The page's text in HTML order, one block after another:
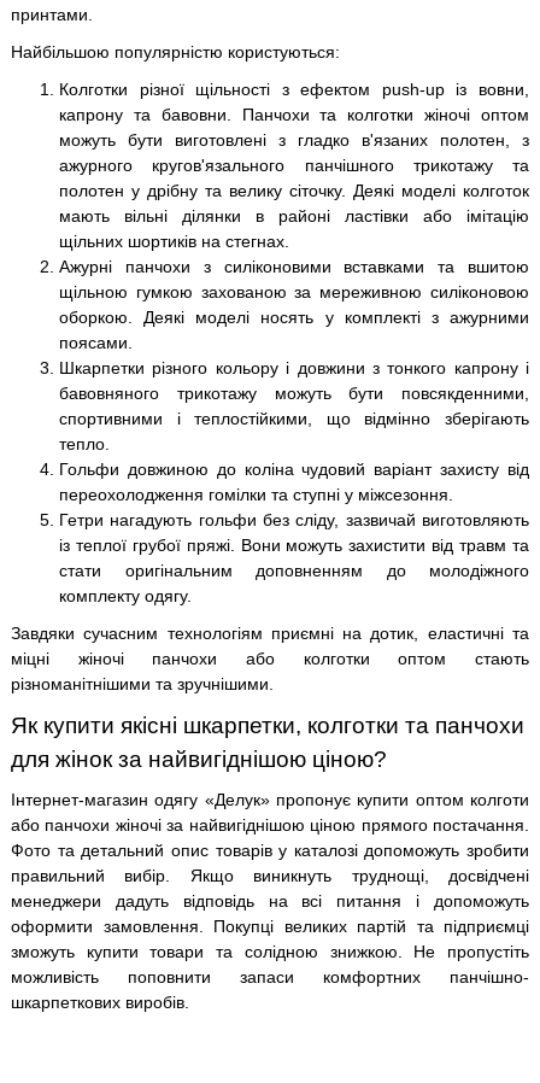
принтами.
Найбільшою популярністю користуються:
Колготки різної щільності з ефектом push-up із вовни,
капрону та бавовни. Панчохи та колготки жіночі оптом
можуть бути виготовлені з гладко в'язаних полотен, з
ажурного кругов'язального панчішного трикотажу та
полотен у дрібну та велику сіточку. Деякі моделі колготок
мають вільні ділянки в районі ластівки або імітацію
щільних шортиків на стегнах.
Ажурні панчохи з силіконовими вставками та вшитою
щільною гумкою захованою за мереживною силіконовою
оборкою. Деякі моделі носять у комплекті з ажурними
поясами.
Шкарпетки різного кольору і довжини з тонкого капрону і
бавовняного трикотажу можуть бути повсякденними,
спортивними і теплостійкими, що відмінно зберігають
тепло.
Гольфи довжиною до коліна чудовий варіант захисту від
переохолодження гомілки та ступні у міжсезоння.
Гетри нагадують гольфи без сліду, зазвичай виготовляють
із теплої грубої пряжі. Вони можуть захистити від травм та
стати оригінальним доповненням до молодіжного
комплекту одягу.
Завдяки сучасним технологіям приємні на дотик, еластичні та
міцні жіночі панчохи або колготки оптом стають
різноманітнішими та зручнішими.
Як купити якісні шкарпетки, колготки та панчохи
для жінок за найвигіднішою ціною?
Інтернет-магазин одягу «Делук» пропонує купити оптом колготи
або панчохи жіночі за найвигіднішою ціною прямого постачання.
Фото та детальний опис товарів у каталозі допоможуть зробити
правильний вибір. Якщо виникнуть труднощі, досвідчені
менеджери дадуть відповідь на всі питання і допоможуть
оформити замовлення. Покупці великих партій та підприємці
зможуть купити товари та солідною знижкою. Не пропустіть
можливість поповнити запаси комфортних панчішно-
шкарпеткових виробів.